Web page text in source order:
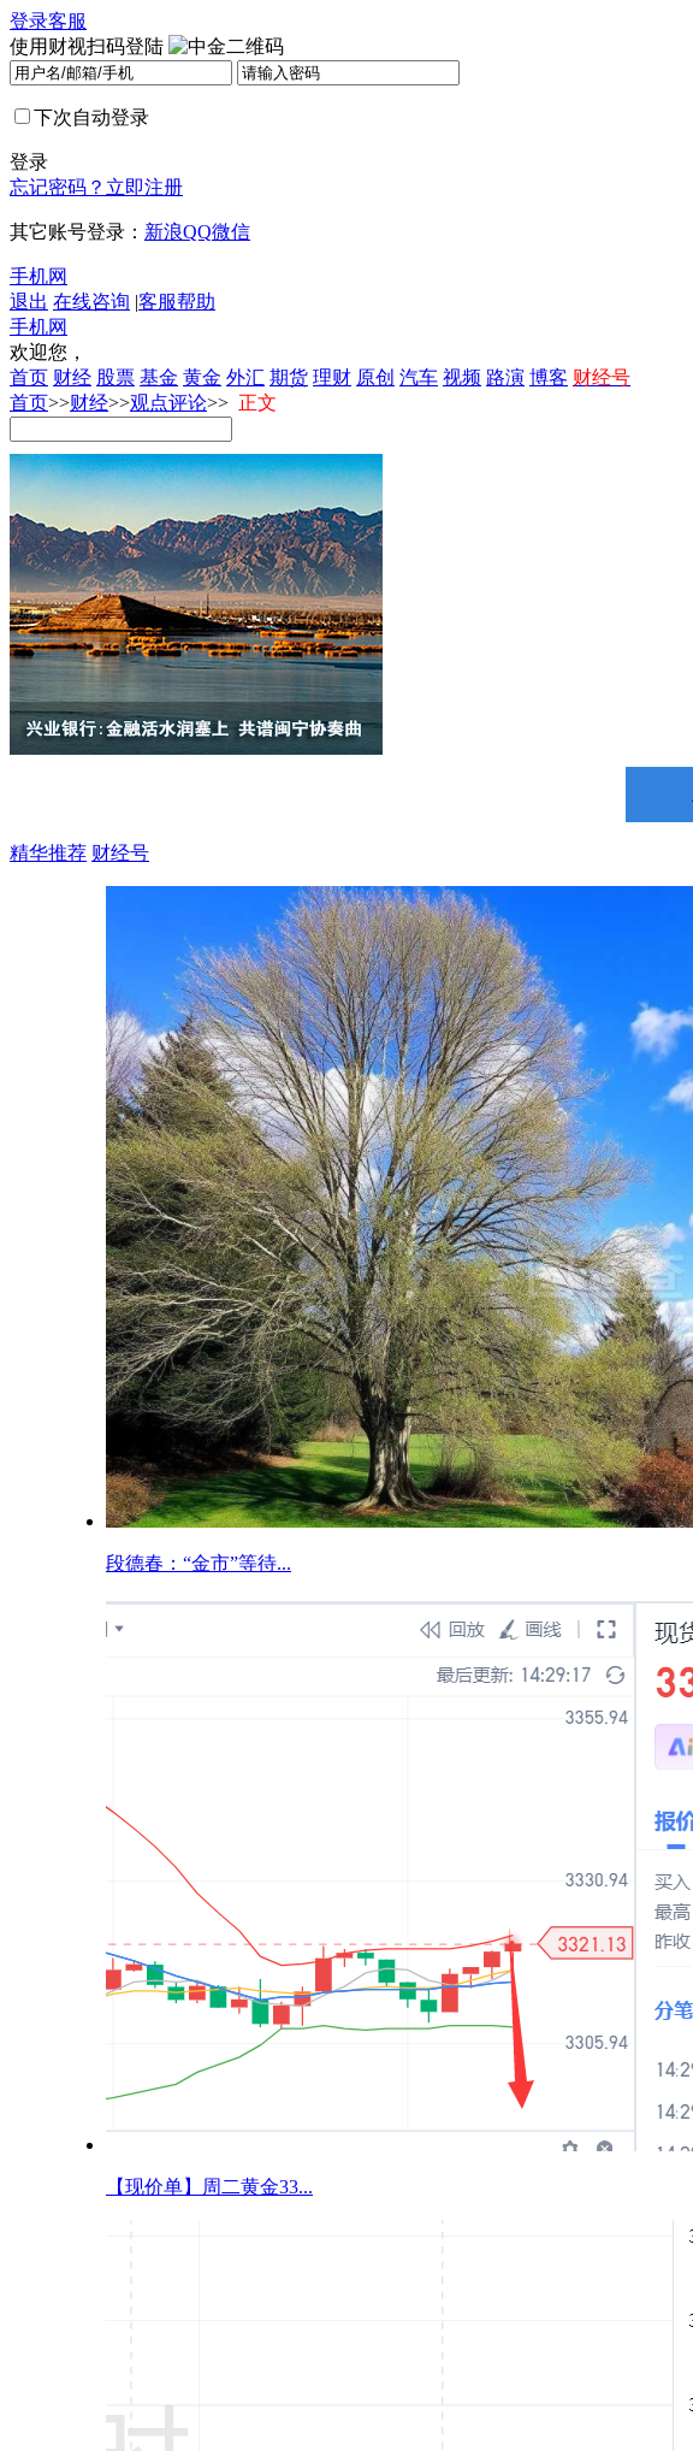
登录客服
使用财视扫码登陆
下次自动登录
登录
忘记密码？ 立即注册
其它账号登录： 新浪QQ微信
手机网
退出 在线咨询 |客服帮助
手机网
欢迎您，
首页 财经 股票 基金 黄金 外汇 期货 理财 原创 汽车 视频 路演 博客 财经号
首页>>财经>>观点评论>> 正文
精华推荐 财经号
段德春：“金市”等待...
【现价单】周二黄金33...